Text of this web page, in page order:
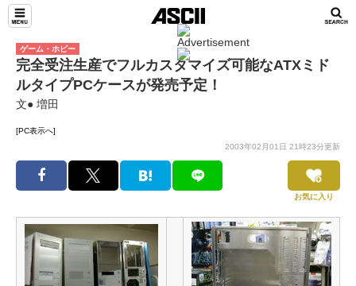
ゲーム・ホビー
完全受注生産でフルカスタマイズ可能なATXミド
ルタイプPCケースが発売予定！
文● 増田
[PC表示へ]
2003年02月01日 21時23分更新
お気に入り